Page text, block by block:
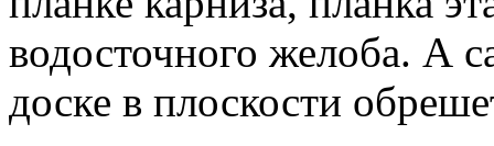
водосточного желоба. А
доске в плоскости